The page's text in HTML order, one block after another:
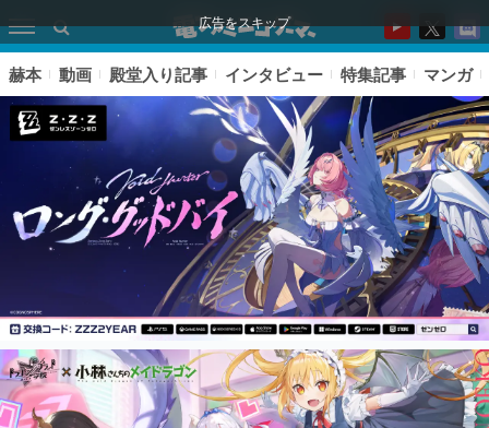
広告をスキップ
ピックアップ
赫本 動画 殿堂入り記事 インタビュー 特集記事 マンガ